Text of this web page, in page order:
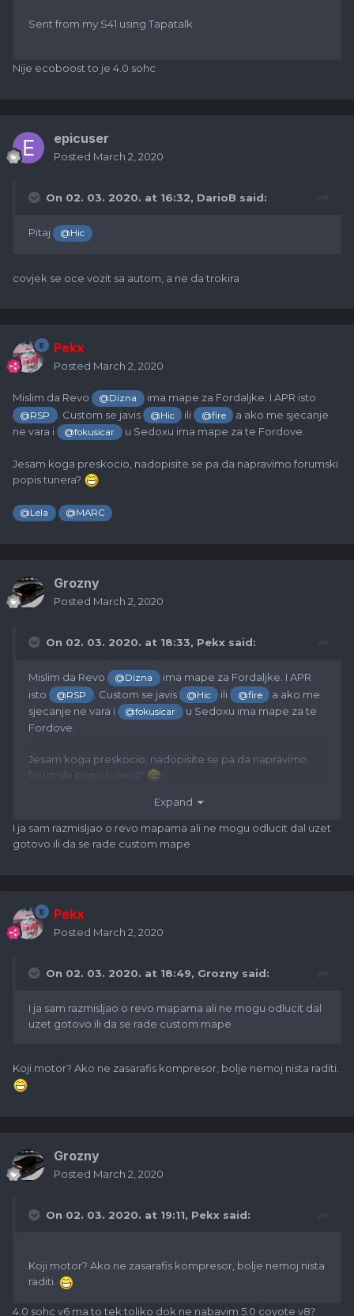
Sent from my S41 using Tapatalk
Nije ecoboost to je 4.0 sohc
epicuser
Posted March 2, 2020
On 02. 03. 2020. at 16:32, DarioB said:
Pitaj @Hic
covjek se oce vozit sa autom, a ne da trokira
Pekx
Posted March 2, 2020
Mislim da Revo @Dizna ima mape za Fordaljke. I APR isto
@RSP . Custom se javis @Hic ili @fire
a ako me sjecanje
ne vara i
@fokusicar u Sedoxu ima mape za te Fordove.
Jesam koga preskocio, nadopisite se pa da napravimo forumski
popis tunera?
@Lela @MARC
Grozny
Posted March 2, 2020
On 02. 03. 2020. at 18:33, Pekx said:
Mislim da Revo @Dizna
ima mape za Fordaljke. I APR
isto
@RSP . Custom se javis @Hic ili @fire
a ako me
sjecanje ne vara i
@fokusicar
u Sedoxu ima mape za te
Fordove.
Jesam koga preskocio, nadopisite se pa da napravimo
forumski popis tunera?
Expand
I ja sam razmisljao o revo mapama ali ne mogu odlucit dal uzet
gotovo ili da se rade custom mape
Pekx
Posted March 2, 2020
On 02. 03. 2020. at 18:49, Grozny said:
I ja sam razmisljao o revo mapama ali ne mogu odlucit dal
uzet gotovo ili da se rade custom mape
Koji motor? Ako ne zasarafis kompresor, bolje nemoj nista raditi.
Grozny
Posted March 2, 2020
On 02. 03. 2020. at 19:11, Pekx said:
Koji motor? Ako ne zasarafis kompresor, bolje nemoj nista
raditi.
4.0 sohc v6 ma to tek toliko dok ne nabavim 5.0 coyote v8?